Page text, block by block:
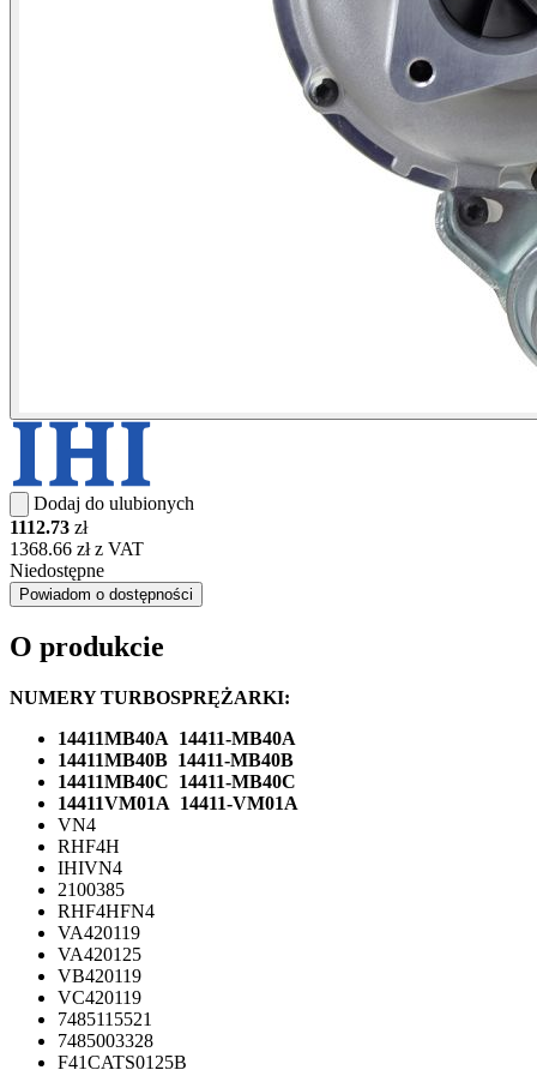
Dodaj do ulubionych
1112.73 zł
1368.66 zł z VAT
Niedostępne
Powiadom o dostępności
O produkcie
NUMERY TURBOSPRĘŻARKI:
14411MB40A 14411-MB40A
14411MB40B 14411-MB40B
14411MB40C 14411-MB40C
14411VM01A 14411-VM01A
VN4
RHF4H
IHIVN4
2100385
RHF4HFN4
VA420119
VA420125
VB420119
VC420119
7485115521
7485003328
F41CATS0125B